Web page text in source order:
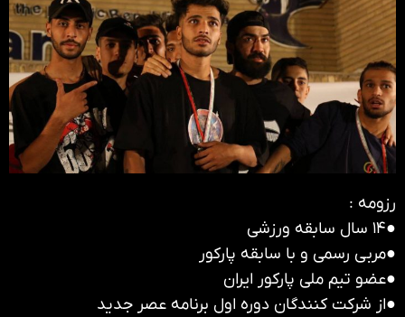
رزومه :
●۱۴ سال سابقه ورزشی
●مربی رسمی و با سابقه پارکور
●عضو تیم ملی پارکور ایران
●از شرکت کنندگان دوره اول برنامه عصر جدید